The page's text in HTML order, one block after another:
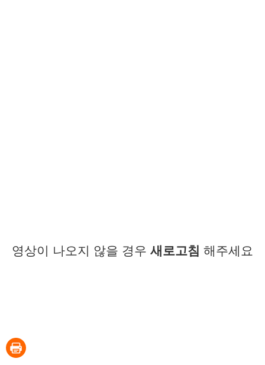
영상이 나오지 않을 경우 새로고침 해주세요